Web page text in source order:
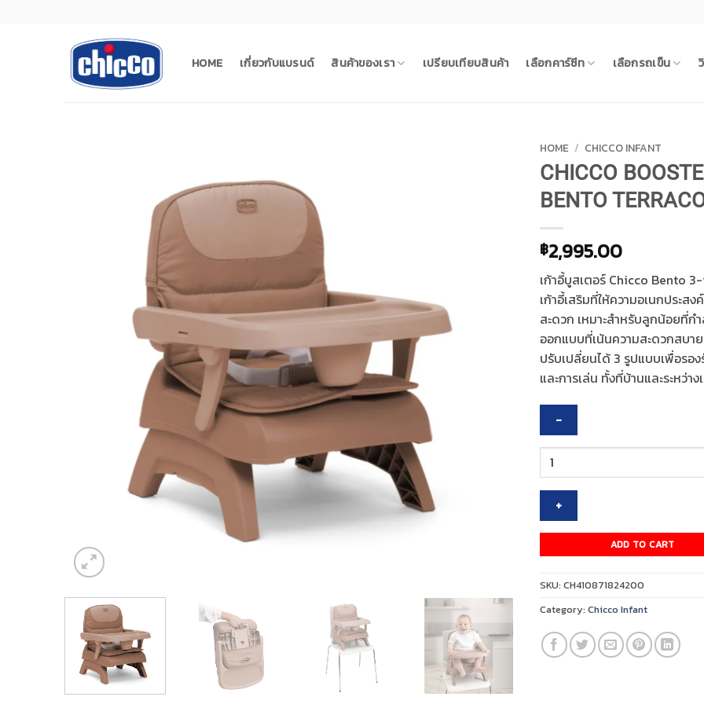
HOME เกี่ยวกับแบรนด์ สินค้าของเรา เปรียบเทียบสินค้า เลือกคาร์ซีท เลือกรถเข็น
HOME / CHICCO INFANT
CHICCO
BENTO
฿2,995.00
เก้าอี้บูสเตอร์ Chicco Bento
เก้าอี้เสริมที่ให้ความอเนกประส
สะดวก เหมาะสำหรับลูกน้อยที่ก
ออกแบบที่เน้นความสะดวกสบา
ปรับเปลี่ยนได้ 3 รูปแบบเพื่อรอง
และการเล่น ทั้งที่บ้านและระหว่า
CHICCO
BOOSTER
SEAT
BENTO
ADD TO CART
SKU: CH410871824200
Category: Chicco Infant